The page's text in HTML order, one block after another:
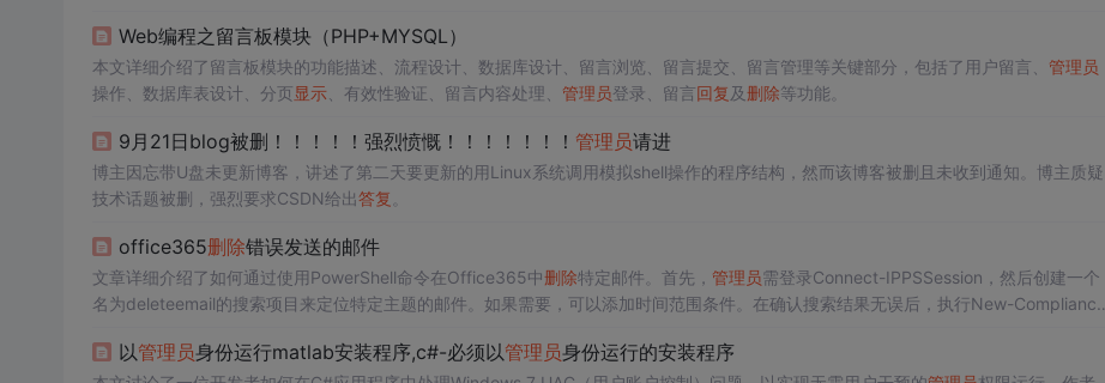
Web编程之留言板模块（PHP+MYSQL）
本文详细介绍了留言板模块的功能描述、流程设计、数据库设计、留言浏览、留言提交、留言管理等关键部分，包括了用户留言、 管理员
操作、数据库表设计、分页显示、有效性验证、留言内容处理、 管理员登录、留言回复 及删除等功能。
9月21日blog被删！！！！！强烈愤慨！！！！！！！ 管理员请进
博主因忘带U盘未更新博客，讲述了第二天要更新的用Linux系统调用模拟shell操作的程序结构，然而该博客被删且未收到通知。博主质疑
技术话题被删，强烈要求CSDN给出答复
office365删除错误发送的邮件
文章详细介绍了如何通过使用PowerShell命令在Office365中删除特定邮件。首先， 管理员需登录Connect-IPPSSession，然后创建一个
名为deleteemail的搜索项目来定位特定主题的邮件。如果需要，可以添加时间范围条件。在确认搜索结果无误后，执行New-Compliance
以管理员身份运行matlab安装程序,c#-必须以管理员身份运行的安装程序